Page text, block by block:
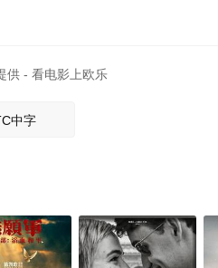
供 - 看电影上欧乐
中字